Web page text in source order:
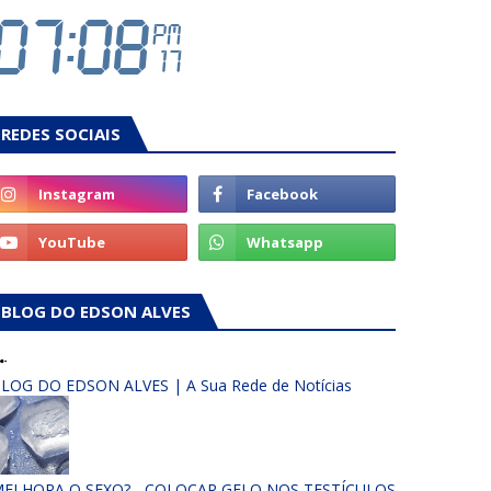
REDES SOCIAIS
BLOG DO EDSON ALVES
DO EDSON ALVES | A Sua Rede de Notícias